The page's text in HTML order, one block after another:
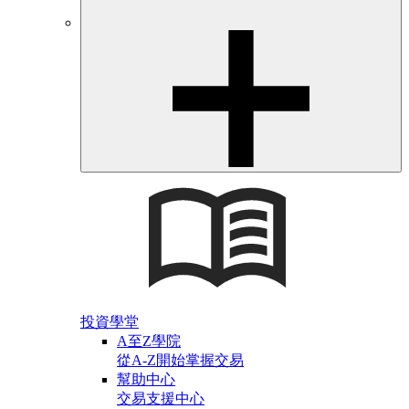
投資學堂
A至Z學院
從A-Z開始掌握交易
幫助中心
交易支援中心